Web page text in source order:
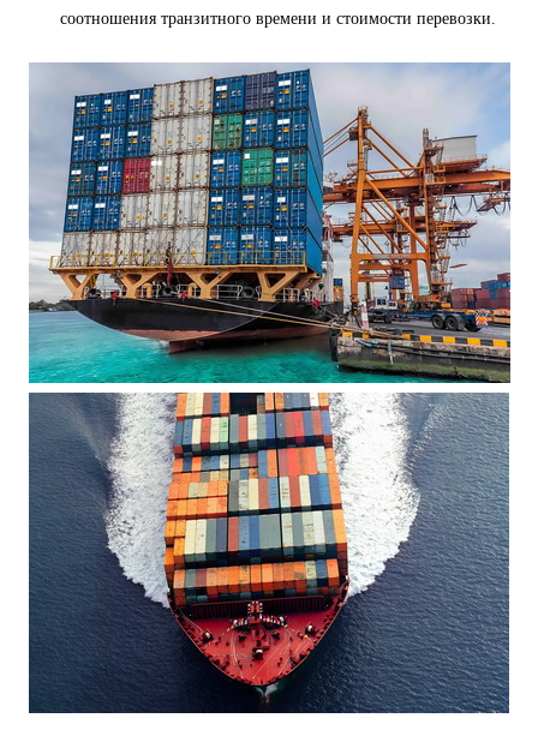
соотношения транзитного времени и стоимости перевозки.